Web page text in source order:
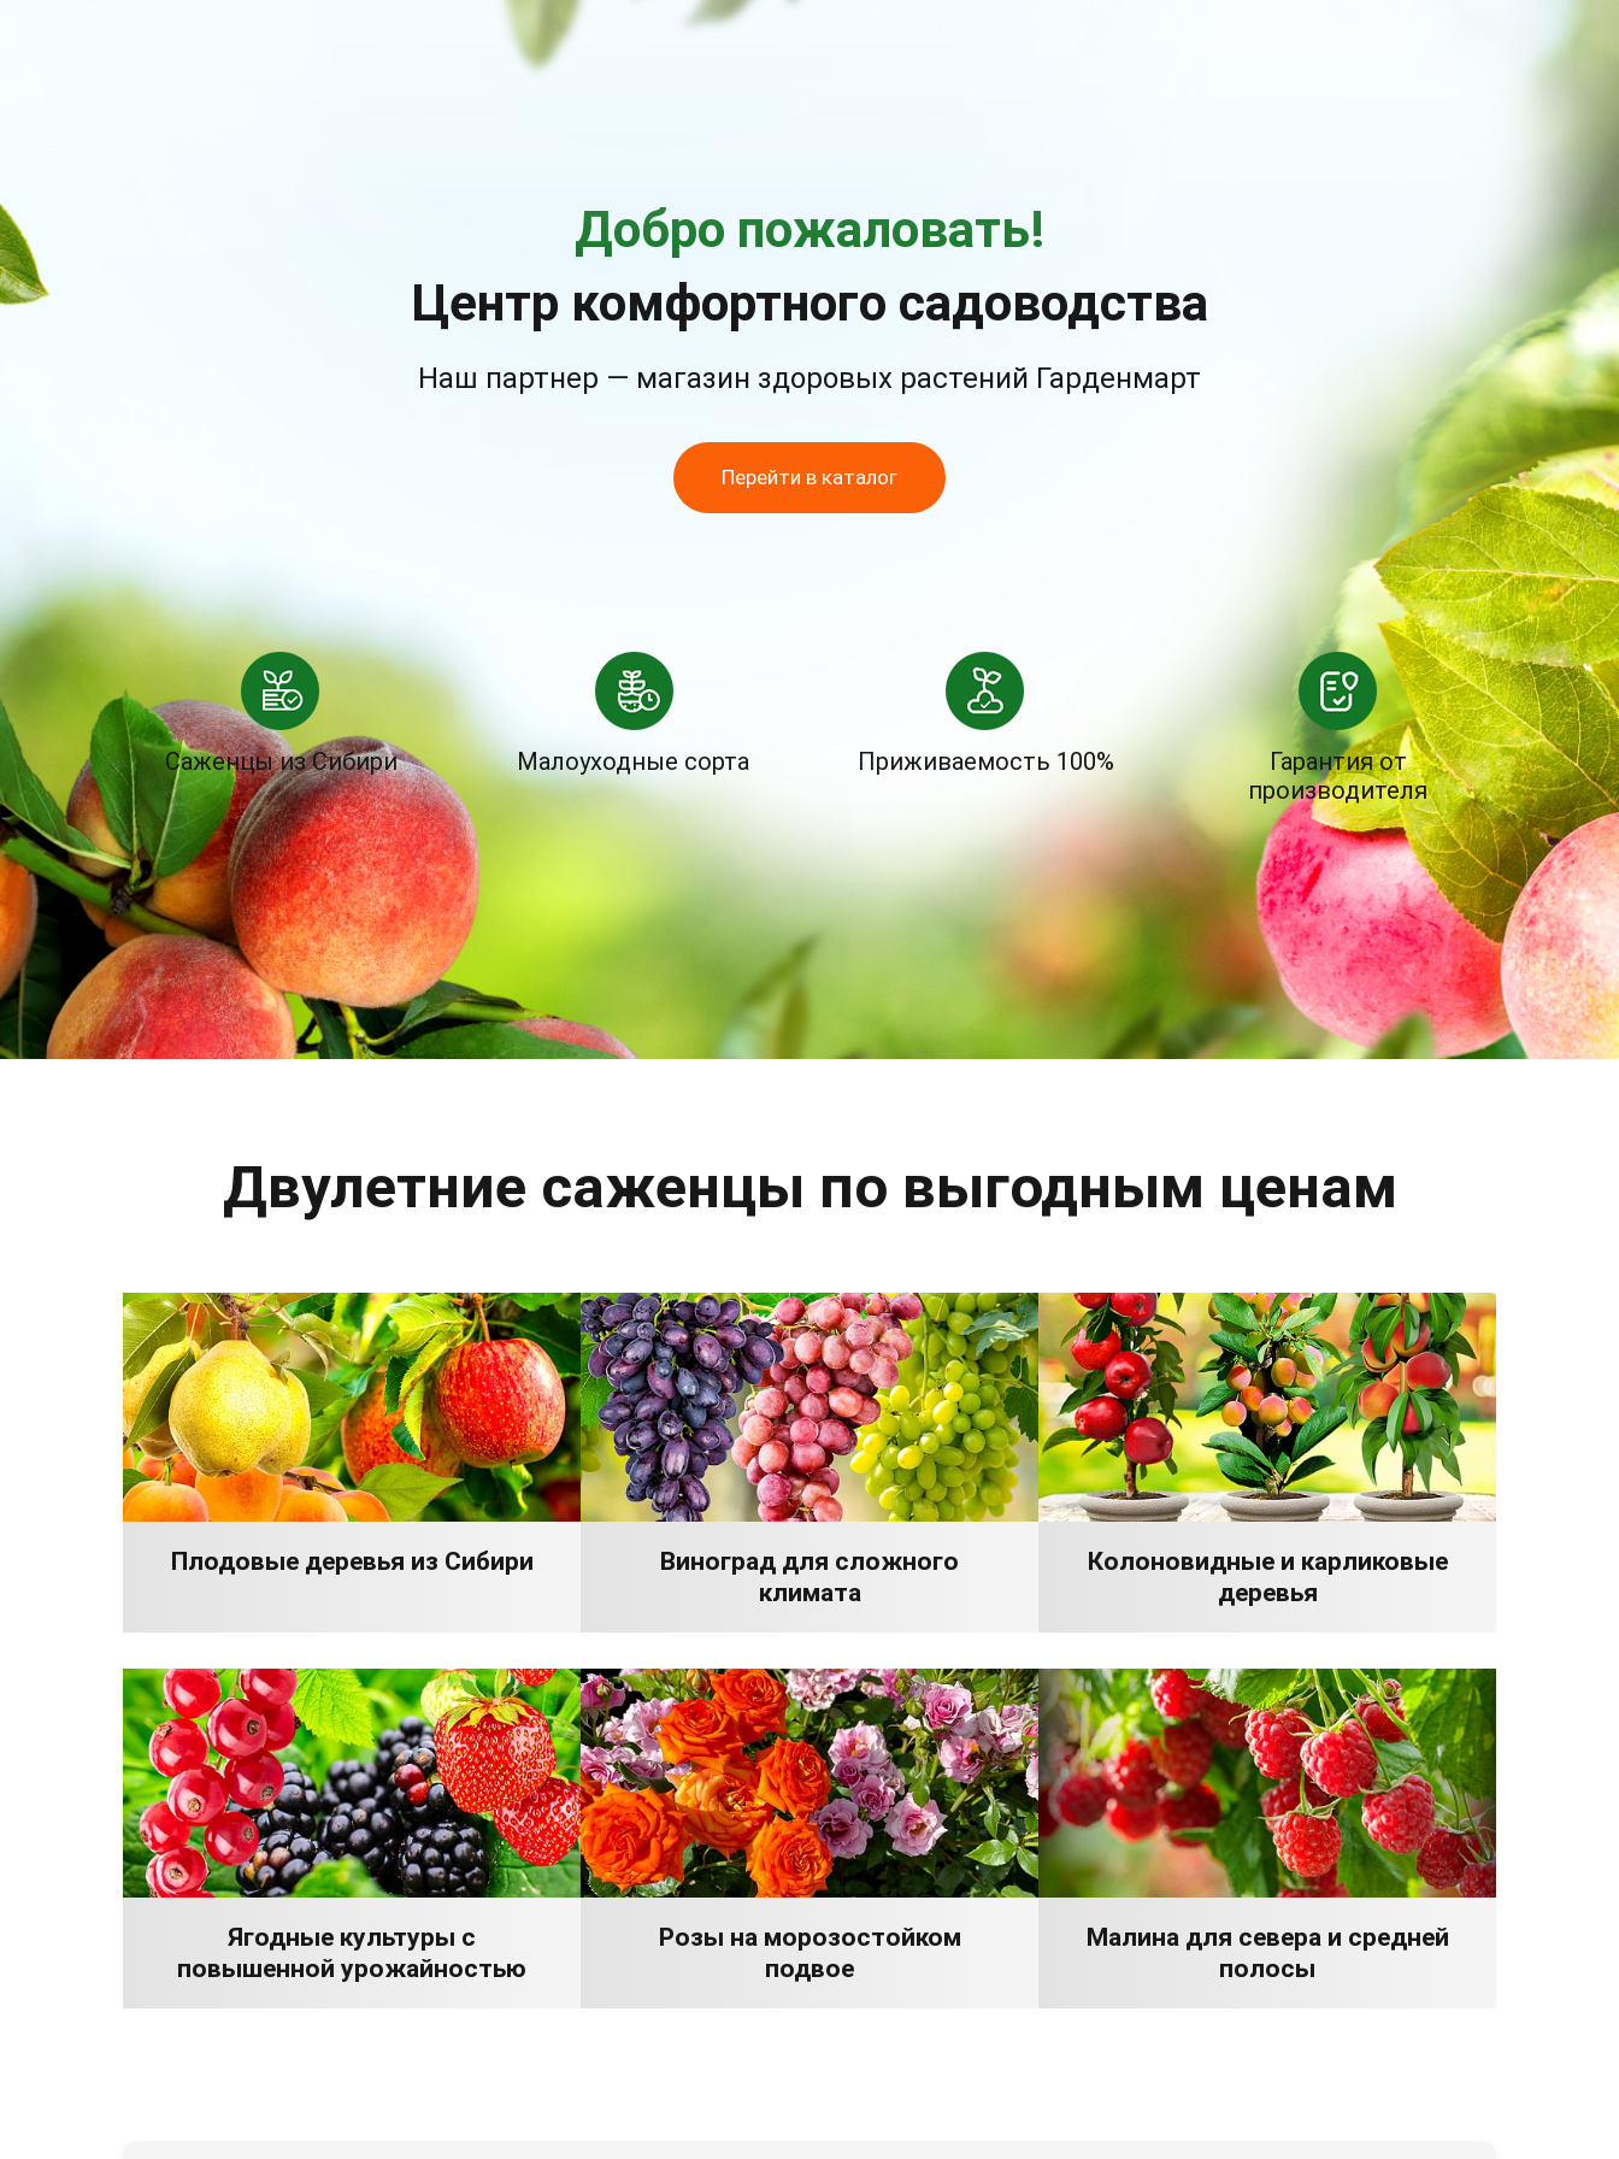
Добро пожаловать!
Центр комфортного садоводства
Наш партнер — магазин здоровых растений Гарденмарт
Перейти в каталог
Саженцы из Сибири Малоуходные сорта Приживаемость 100%
Гарантия от
производителя
Двулетние саженцы по выгодным ценам
Плодовые деревья из Сибири
Виноград для сложного
климата
Колоновидные и карликовые
деревья
Ягодные культуры с
повышенной урожайностью
Розы на морозостойком
подвое
Малина для севера и средней
полосы